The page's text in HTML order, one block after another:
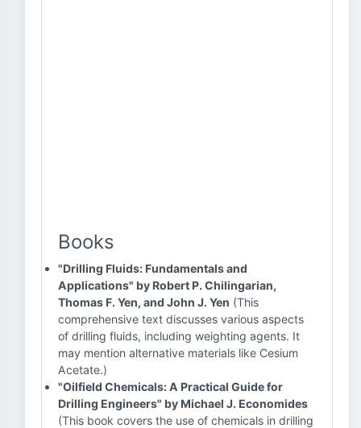
Books
"Drilling Fluids: Fundamentals and
Applications" by Robert P. Chilingarian,
Thomas F. Yen, and John J. Yen (This
comprehensive text discusses various aspects
of drilling fluids, including weighting agents. It
may mention alternative materials like Cesium
Acetate.)
"Oilfield Chemicals: A Practical Guide for
Drilling Engineers" by Michael J. Economides
(This book covers the use of chemicals in drilling